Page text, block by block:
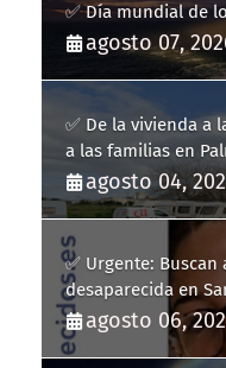
✅ Día mundial de
agosto 07,
✅ De la vivienda a
a las familias en
fracaso heredado
agosto 04,
✅ Urgente: Buscan
desaparecida en
agosto 06,